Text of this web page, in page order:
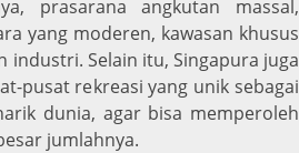
prasarana angkutan massal,
yang moderen, kawasan khusus
industri. Selain itu, Singapura juga
pusat rekreasi yang unik sebagai
dunia, agar bisa memperoleh
jumlahnya.